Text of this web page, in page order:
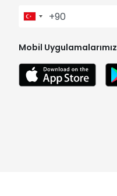
Mobil Uygulamalarımız